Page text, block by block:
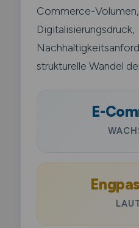
Commerce-Volumen,
Digitalisierungsdruck,
strukturelle Wandel
E-